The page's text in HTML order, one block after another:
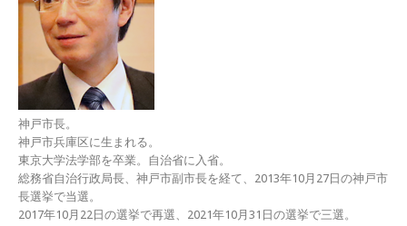
神戸市長。
神戸市兵庫区に生まれる。
東京大学法学部を卒業。自治省に入省。
総務省自治行政局長、神戸市副市長を経て、2013年10月27日の神戸市
長選挙で当選。
2017年10月22日の選挙で再選、2021年10月31日の選挙で三選。